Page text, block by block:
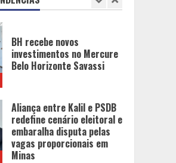
Aliança entre Kalil e PSDB
redefine cenário eleitoral e
embaralha disputa pelas
vagas proporcionais em
“Vozes da Memória”
resgata no samba a
história da população
negra